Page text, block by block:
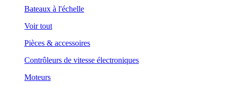
Bateaux à l'échelle
Voir tout
Pièces & accessoires
Contrôleurs de vitesse électroniques
Moteurs